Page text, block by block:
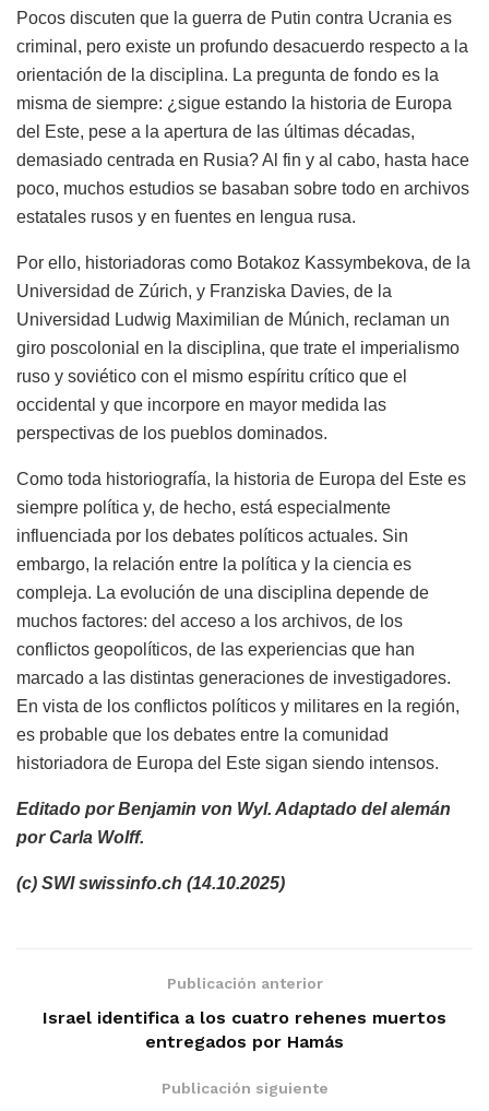
Pocos discuten que la guerra de Putin contra Ucrania es
criminal, pero existe un profundo desacuerdo respecto a la
orientación de la disciplina. La pregunta de fondo es la
misma de siempre: ¿sigue estando la historia de Europa
del Este, pese a la apertura de las últimas décadas,
demasiado centrada en Rusia? Al fin y al cabo, hasta hace
poco, muchos estudios se basaban sobre todo en archivos
estatales rusos y en fuentes en lengua rusa.
Por ello, historiadoras como Botakoz Kassymbekova, de la
Universidad de Zúrich, y Franziska Davies, de la
Universidad Ludwig Maximilian de Múnich, reclaman un
giro poscolonial en la disciplina, que trate el imperialismo
ruso y soviético con el mismo espíritu crítico que el
occidental y que incorpore en mayor medida las
perspectivas de los pueblos dominados.
Como toda historiografía, la historia de Europa del Este es
siempre política y, de hecho, está especialmente
influenciada por los debates políticos actuales. Sin
embargo, la relación entre la política y la ciencia es
compleja. La evolución de una disciplina depende de
muchos factores: del acceso a los archivos, de los
conflictos geopolíticos, de las experiencias que han
marcado a las distintas generaciones de investigadores.
En vista de los conflictos políticos y militares en la región,
es probable que los debates entre la comunidad
historiadora de Europa del Este sigan siendo intensos.
Editado por Benjamin von Wyl. Adaptado del alemán
por Carla Wolff.
(c) SWI swissinfo.ch (14.10.2025)
Publicación anterior
Israel identifica a los cuatro rehenes muertos
entregados por Hamás
Publicación siguiente